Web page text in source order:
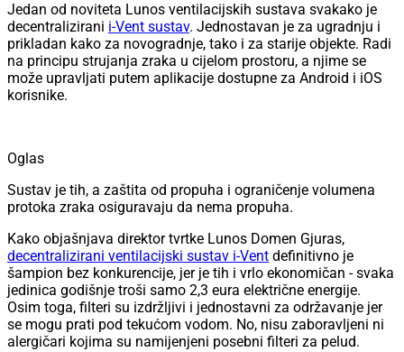
Jedan od noviteta Lunos ventilacijskih sustava svakako je
decentralizirani i-Vent sustav. Jednostavan je za ugradnju i
prikladan kako za novogradnje, tako i za starije objekte. Radi
na principu strujanja zraka u cijelom prostoru, a njime se
može upravljati putem aplikacije dostupne za Android i iOS
korisnike.
Oglas
Sustav je tih, a zaštita od propuha i ograničenje volumena
protoka zraka osiguravaju da nema propuha.
Kako objašnjava direktor tvrtke Lunos Domen Gjuras,
decentralizirani ventilacijski sustav i-Vent definitivno je
šampion bez konkurencije, jer je tih i vrlo ekonomičan - svaka
jedinica godišnje troši samo 2,3 eura električne energije.
Osim toga, filteri su izdržljivi i jednostavni za održavanje jer
se mogu prati pod tekućom vodom. No, nisu zaboravljeni ni
alergičari kojima su namijenjeni posebni filteri za pelud.